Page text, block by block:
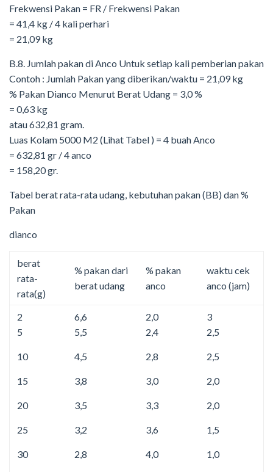
Frekwensi Pakan = FR / Frekwensi Pakan
= 41,4 kg / 4 kali perhari
= 21,09 kg
B.8. Jumlah pakan di Anco Untuk setiap kali pemberian pakan
Contoh : Jumlah Pakan yang diberikan/waktu = 21,09 kg
% Pakan Dianco Menurut Berat Udang = 3,0 %
= 0,63 kg
atau 632,81 gram.
Luas Kolam 5000 M2 (Lihat Tabel ) = 4 buah Anco
= 632,81 gr / 4 anco
= 158,20 gr.
Tabel berat rata-rata udang, kebutuhan pakan (BB) dan %
Pakan
dianco
berat
rata-
rata(g)
% pakan dari
berat udang
% pakan
anco
waktu cek
anco (jam)
2
5
10
15
20
25
30
6,6
5,5
4,5
3,8
3,5
3,2
2,8
2,0
2,4
2,8
3,0
3,3
3,6
4,0
3
2,5
2,5
2,0
2,0
1,5
1,0